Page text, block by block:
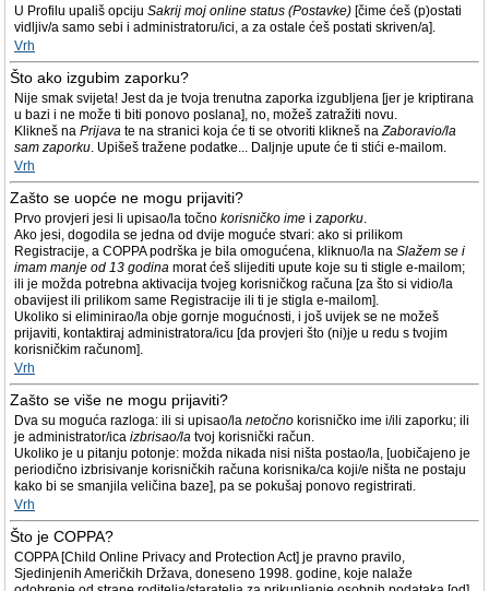
U Profilu upališ opciju Sakrij moj online status (Postavke) [čime ćeš (p)ostati
vidljiv/a samo sebi i administratoru/ici, a za ostale ćeš postati skriven/a].
Vrh
Što ako izgubim zaporku?
Nije smak svijeta! Jest da je tvoja trenutna zaporka izgubljena [jer je kriptirana
u bazi i ne može ti biti ponovo poslana], no, možeš zatražiti novu.
Klikneš na Prijava te na stranici koja će ti se otvoriti klikneš naZaboravio/la
sam zaporku. Upišeš tražene podatke... Daljnje upute će ti stići e-mailom.
Vrh
Zašto se uopće ne mogu prijaviti?
Prvo provjeri jesi li upisao/la točno korisničko ime i zaporku.
Ako jesi, dogodila se jedna od dvije moguće stvari: ako si prilikom
Registracije, a COPPA podrška je bila omogućena, kliknuo/la na Slažem se i
imam manje od 13 godina morat ćeš slijediti upute koje su ti stigle e-mailom;
ili je možda potrebna aktivacija tvojeg korisničkog računa [za što si vidio/la
obavijest ili prilikom same Registracije ili ti je stigla e-mailom].
Ukoliko si eliminirao/la obje gornje mogućnosti, i još uvijek se ne možeš
prijaviti, kontaktiraj administratora/icu [da provjeri što (ni)je u redu s tvojim
korisničkim računom].
Vrh
Zašto se više ne mogu prijaviti?
Dva su moguća razloga: ili si upisao/la netočno korisničko ime i/ili zaporku; ili
je administrator/ica izbrisao/la tvoj korisnički račun.
Ukoliko je u pitanju potonje: možda nikada nisi ništa postao/la, [uobičajeno je
periodično izbrisivanje korisničkih računa korisnika/ca koji/e ništa ne postaju
kako bi se smanjila veličina baze], pa se pokušaj ponovo registrirati.
Vrh
Što je COPPA?
COPPA [Child Online Privacy and Protection Act] je pravno pravilo,
Sjedinjenih Američkih Država, doneseno 1998. godine, koje nalaže